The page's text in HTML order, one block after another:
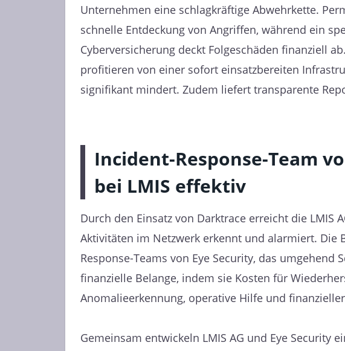
Unternehmen eine schlagkräftige Abwehrkette.
schnelle Entdeckung von Angriffen, während ein
Cyberversicherung deckt Folgeschäden finanziell
profitieren von einer sofort einsatzbereiten
signifikant mindert. Zudem liefert transparente
Incident-Response-Team
bei LMIS effektiv
Durch den Einsatz von Darktrace erreicht die
Aktivitäten im Netzwerk erkennt und alarmiert. Die
Response-Teams von Eye Security, das
finanzielle Belange, indem sie Kosten für
Anomalieerkennung, operative Hilfe und
Gemeinsam entwickeln LMIS AG und Eye